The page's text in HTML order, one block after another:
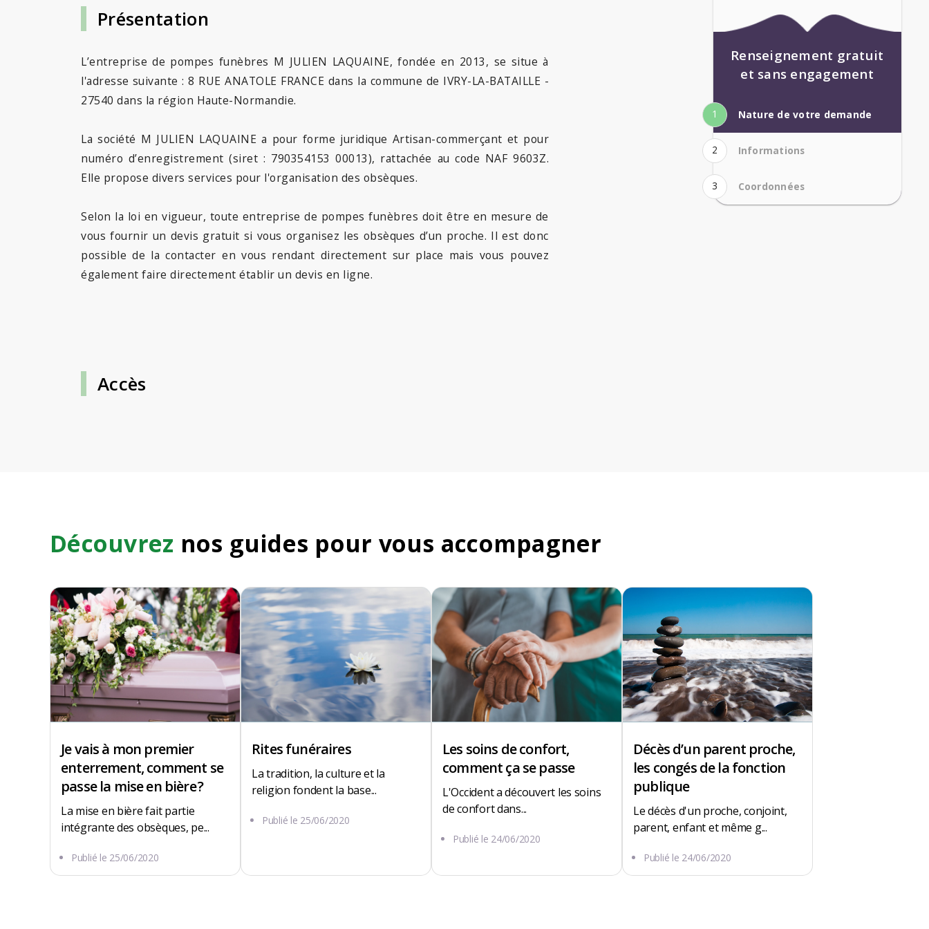
8 RUE ANATOLE FRANCE
27540 Ivry-la-Bataille
Renseignement gratuit
et sans engagement
1 Nature de votre demande
2 Informations
3 Coordonnées
Présentation
L’entreprise de pompes funèbres M JULIEN LAQUAINE, fondée en 2013, se situe à
l'adresse suivante : 8 RUE ANATOLE FRANCE dans la commune de IVRY-LA-BATAILLE -
27540 dans la région Haute-Normandie.
La société M JULIEN LAQUAINE a pour forme juridique Artisan-commerçant et pour
numéro d’enregistrement (siret : 790354153 00013), rattachée au code NAF 9603Z.
Elle propose divers services pour l'organisation des obsèques.
Selon la loi en vigueur, toute entreprise de pompes funèbres doit être en mesure de
vous fournir un devis gratuit si vous organisez les obsèques d’un proche. Il est donc
possible de la contacter en vous rendant directement sur place mais vous pouvez
également faire directement établir un devis en ligne.
Accès
Découvrez nos guides pour vous accompagner
Je vais à mon premier
enterrement, comment se
passe la mise en bière ?
La mise en bière fait partie
intégrante des obsèques, pe...
Publié le 25/06/2020
Rites funéraires
La tradition, la culture et la
religion fondent la base...
Publié le 25/06/2020
Les soins de confort,
comment ça se passe
L'Occident a découvert les soins
de confort dans...
Publié le 24/06/2020
Décès d’un parent proche,
les congés de la fonction
publique
Le décès d'un proche, conjoint,
parent, enfant et même g...
Publié le 24/06/2020